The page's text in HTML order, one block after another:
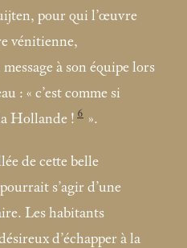
pour qui l’œuvre
vénitienne,
à son équipe lors
: « c’est comme si
Hollande ! 6 ».
de cette belle
s’agir d’une
Les habitants
d’échapper à la